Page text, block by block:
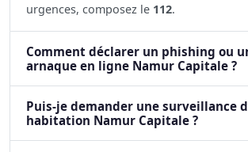
urgences, composez le 112.
Comment déclarer un phishing ou
arnaque en ligne Namur Capitale ?
Puis-je demander une surveillance
habitation Namur Capitale ?